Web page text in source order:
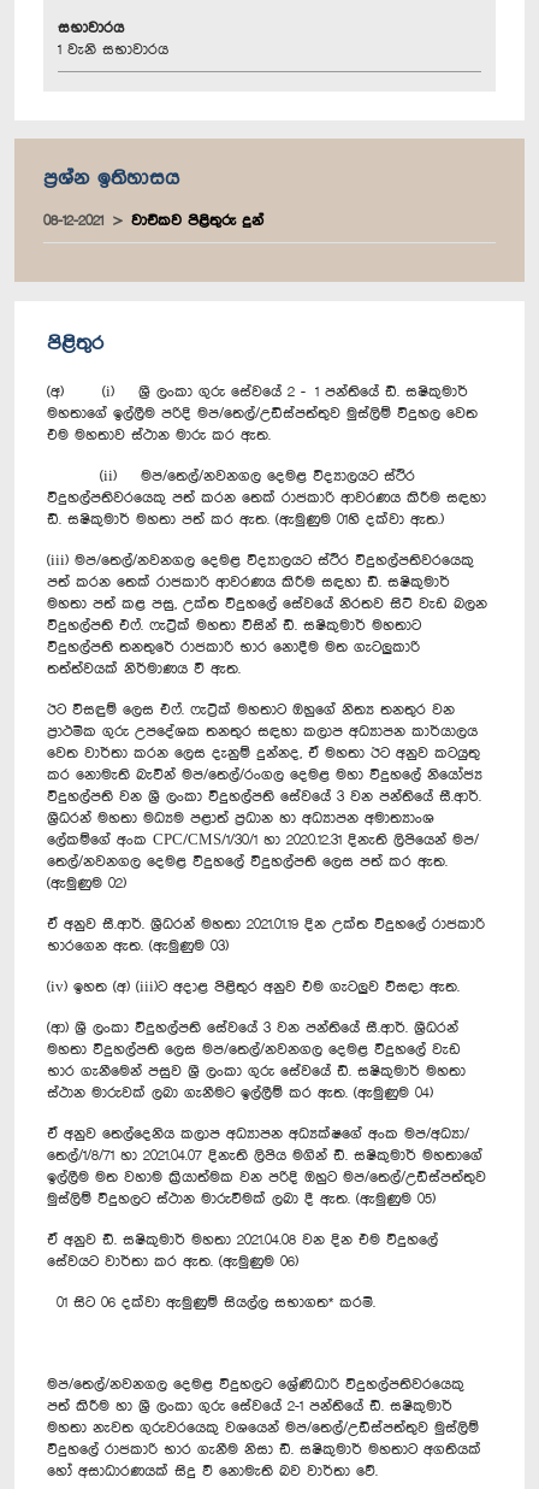
සභාවාරය
1 වැනි සභාවාරය
ප්‍රශ්න ඉතිහාසය
08-12-2021 වාචිකව පිළිතුරු දුන්
පිළිතුර
(අ) (i) ශ්‍රී ලංකා ගුරු සේවයේ 2 - 1 පන්තියේ ඩී. සෂිකුමාර්
මහතාගේ ඉල්ලීම පරිදි මප/තෙල්/උඩිස්පත්තුව මුස්ලිම් විදුහල වෙත
එම මහතාව ස්ථාන මාරු කර ඇත.
(ii) මප/තෙල්/නවනගල දෙමළ විද්‍යාලයට ස්ථිර
විදුහල්පතිවරයෙකු පත් කරන තෙක් රාජකාරි ආවරණය කිරීම සඳහා
ඩී. සෂිකුමාර් මහතා පත් කර ඇත. (ඇමුණුම 01හි දක්වා ඇත.)
(iii) මප/තෙල්/නවනගල දෙමළ විද්‍යාලයට ස්ථිර විදුහල්පතිවරයෙකු
පත් කරන තෙක් රාජකාරි ආවරණය කිරීම සඳහා ඩී. සෂිකුමාර්
මහතා පත් කළ පසු, උක්ත විදුහලේ සේවයේ නිරතව සිටි වැඩ බලන
විදුහල්පති එෆ්. ෆැට්‍රික් මහතා විසින් ඩී. සෂිකුමාර් මහතාට
විදුහල්පති තනතු‍රේ රාජකාරි භාර නොදීම මත ගැටලුකාරි
තත්ත්වයක් නිර්මාණය වී ඇත.
ඊට විසඳුම් ලෙස එෆ්. ෆැට්‍රික් මහතාට ඔහුගේ නිත්‍ය තනතුර වන
ප්‍රාථමික ගුරු උපදේශක තනතුර සඳහා කලාප අධ්‍යාපන කාර්යාලය
වෙත වාර්තා කරන ලෙස දැනුම් දුන්නද, ඒ මහතා ඊට අනුව කටයුතු
කර නොමැති බැවින් මප/තෙල්/රංගල දෙමළ මහා විදුහලේ නියෝජ්‍ය
විදුහල්පති වන ශ්‍රී ලංකා විදුහල්පති සේවයේ 3 වන පන්තියේ සී.ආර්.
ශ්‍රීධරන් මහතා මධ්‍යම පළාත් ප්‍රධාන හා අධ්‍යාපන අමාත්‍යාංශ
ලේකම්ගේ අංක CPC/CMS/1/30/1 හා 2020.12.31 දිනැති ලිපියෙන් මප/
තෙල්/නවනගල දෙමළ විදුහලේ විදුහල්පති ලෙස පත් කර ඇත.
(ඇමුණුම 02)
ඒ අනුව සී.ආර්. ශ්‍රීධරන් මහතා 2021.01.19 දින උක්ත විදුහලේ රාජකාරි
භාරගෙන ඇත‍. (ඇමුණුම 03)
(iv) ඉහත (අ) (iii)‍ට අදාළ පිළිතුර අනුව එම ගැටලුව විසඳා ඇත.
(ආ) ශ්‍රී ලංකා විදුහල්පති සේවයේ 3 වන පන්තියේ සී.ආර්. ශ්‍රීධරන්
මහතා විදුහල්පති ලෙස මප/තෙල්/නවනගල දෙමළ විදුහලේ වැඩ
භාර ගැනීමෙන් පසුව ශ්‍රී ලංකා ගුරු සේවයේ ඩී. සෂිකුමාර් මහතා
ස්ථාන මාරුවක් ලබා ගැනීමට ඉල්ලීම් කර ඇත. (ඇමුණුම 04)
ඒ අනුව තෙල්දෙනිය කලාප අධ්‍යාපන අධ්‍යක්ෂගේ අංක මප/‍අධ්‍යා/
තෙල්/1/8/71 හා 2021.04.07 දිනැති ලිපිය මගින් ඩී. සෂිකුමාර් මහතාගේ
ඉල්ලීම මත වහාම ක්‍රියාත්මක වන පරිදි ඔහුට මප/තෙල්/උඩිස්පත්තුව
මුස්ලිම් විදුහලට ස්ථාන මාරුවීමක් ලබා දී ඇත. (ඇමුණුම 05)
ඒ අනුව ඩී. සෂිකුමාර් මහතා 2021.04.08 වන දින එම විදුහලේ
සේවයට වාර්තා කර ඇත. (ඇමුණුම 06)
01 සිට 06 දක්වා ඇමුණුම් සියල්ල සභාගත* කරමි.‍
මප/තෙල්/නවනගල දෙමළ විදුහලට ශ්‍රේණිධාරි විදුහල්පතිවරයෙකු
පත් කිරීම හා ශ්‍රී ලංකා ගුරු සේවයේ 2-1 පන්තියේ ඩී. සෂිකුමාර්
මහතා නැවත ගුරුවරයෙකු වශයෙන් මප/තෙල්/උඩිස්පත්තුව මුස්ලිම්
විදුහලේ රාජකාරි භාර ගැනීම නිසා ඩී. සෂිකුමාර් මහතාට අගතියක්
හෝ අසාධාරණයක් සිදු වී නොමැති බව වාර්තා වේ.